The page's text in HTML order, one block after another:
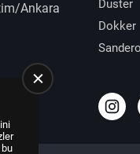
Ankara
Duster
Dokker
Sandero